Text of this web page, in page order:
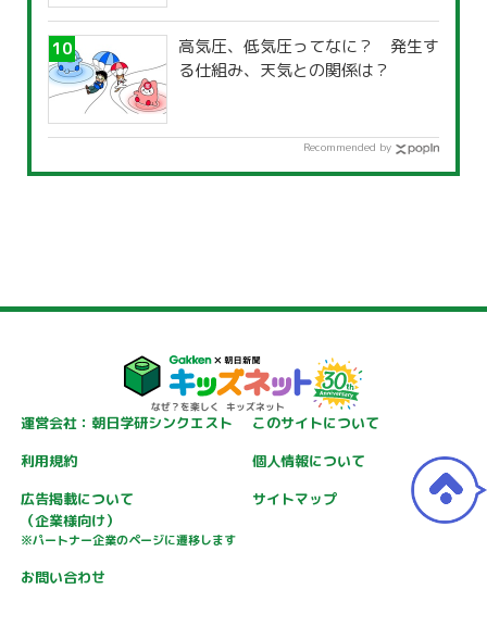
高気圧、低気圧ってなに？ 発生す
る仕組み、天気との関係は？
Recommended by
運営会社：朝日学研シンクエスト
このサイトについて
利用規約
個人情報について
広告掲載について
（企業様向け）
※パートナー企業のページに遷移します
サイトマップ
お問い合わせ